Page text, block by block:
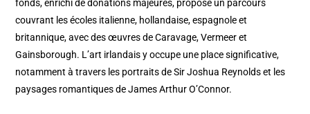
fonds, enrichi de donations majeures, propose un parcours
couvrant les écoles italienne, hollandaise, espagnole et
britannique, avec des œuvres de Caravage, Vermeer et
Gainsborough. L’art irlandais y occupe une place significative,
notamment à travers les portraits de Sir Joshua Reynolds et les
paysages romantiques de James Arthur O’Connor.